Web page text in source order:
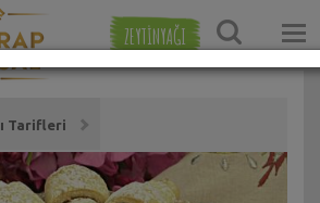
ZEYTİNYAĞI
Tarifleri